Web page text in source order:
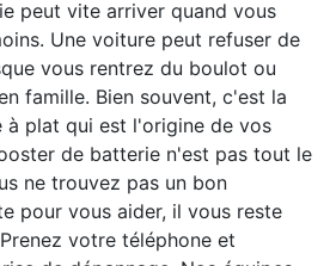
peut vite arriver quand vous
Une voiture peut refuser de
vous rentrez du boulot ou
famille. Bien souvent, c'est la
à plat qui est l'origine de vos
de batterie n'est pas tout le
ne trouvez pas un bon
pour vous aider, il vous reste
votre téléphone et